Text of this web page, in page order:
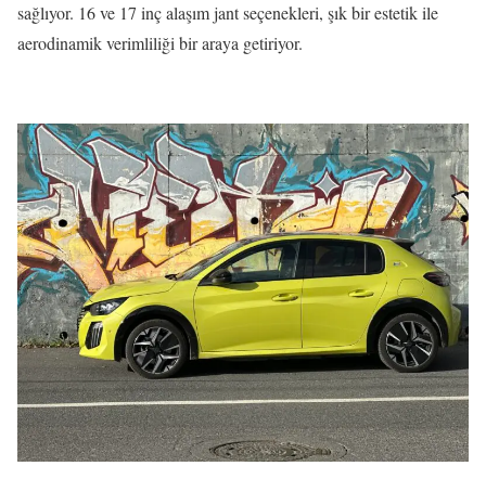
sağlıyor. 16 ve 17 inç alaşım jant seçenekleri, şık bir estetik ile
aerodinamik verimliliği bir araya getiriyor.